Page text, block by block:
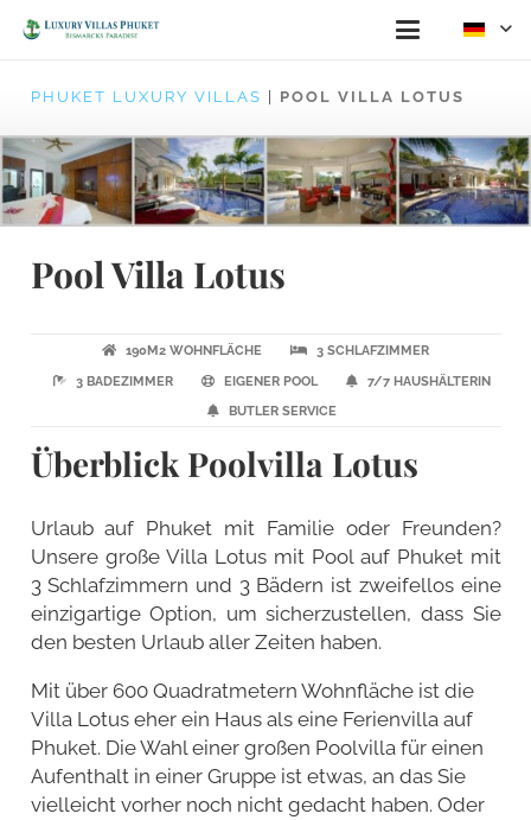
PHUKET LUXURY VILLAS POOL VILLA LOTUS
Pool Villa Lotus
190M2 WOHNFLÄCHE
3 SCHLAFZIMMER
3 BADEZIMMER
EIGENER POOL
7/7 HAUSHÄLTERIN
BUTLER SERVICE
Überblick Poolvilla Lotus
Urlaub auf Phuket mit Familie oder Freunden?
Unsere große Villa Lotus mit Pool auf Phuket mit
3 Schlafzimmern und 3 Bädern ist zweifellos eine
einzigartige Option, um sicherzustellen, dass Sie
den besten Urlaub aller Zeiten haben.
Mit über 600 Quadratmetern Wohnfläche ist die
Villa Lotus eher ein Haus als eine Ferienvilla auf
Phuket. Die Wahl einer großen Poolvilla für einen
Aufenthalt in einer Gruppe ist etwas, an das Sie
vielleicht vorher noch nicht gedacht haben. Oder